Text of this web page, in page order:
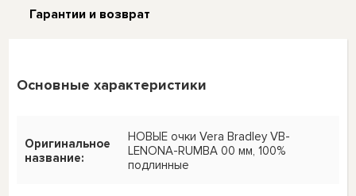
Гарантии и возврат
Основные характеристики
Оригинальное
название:
НОВЫЕ очки Vera Bradley VB-
LENONA-RUMBA 00 мм, 100%
подлинные